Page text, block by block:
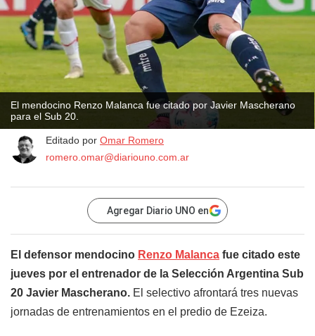
El mendocino Renzo Malanca fue citado por Javier Mascherano
para el Sub 20.
Editado por Omar Romero
romero.omar@diariouno.com.ar
Agregar Diario UNO en
El defensor mendocino Renzo Malanca fue citado este
jueves por el entrenador de la Selección Argentina Sub
20 Javier Mascherano. El selectivo afrontará tres nuevas
jornadas de entrenamientos en el predio de Ezeiza.